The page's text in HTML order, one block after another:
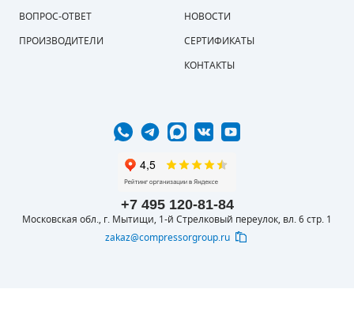
+7 495 120-81-84
Московская обл., г. Мытищи, 1-й Стрелковый переулок, вл. 6 стр. 1
zakaz@compressorgroup.ru
ВОПРОС-ОТВЕТ
ПРОИЗВОДИТЕЛИ
НОВОСТИ
СЕРТИФИКАТЫ
КОНТАКТЫ
ПОРШНЕВЫЕ БЛОКИ
ДЕТАЛИ ПОРШНЕВЫХ КОМПРЕССОРОВ
ШЛАНГИ ДЛЯ МОТОПОМП
ДЛЯ ВАКУУМНЫХ НАСОСОВ